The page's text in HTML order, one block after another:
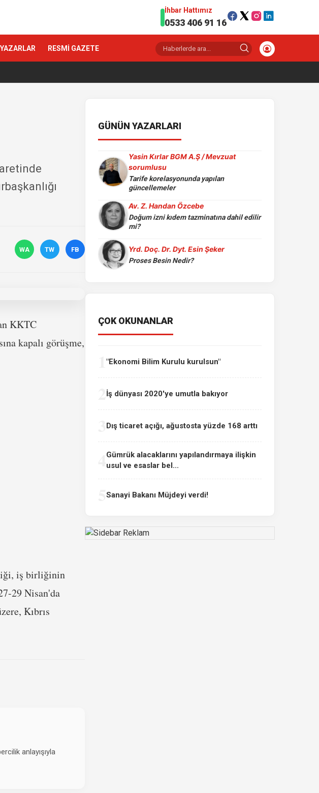
İhbar Hattımız
0533 406 91 16
YAZARLAR RESMİ GAZETE
WA TW FB
KKTC
kapalı görüşme,
iş birliğinin
29 Nisan'da
Kıbrıs
anlayışıyla
GÜNÜN YAZARLARI
Yasin Kırlar BGM A.Ş / Mevzuat
sorumlusu
Tarife korelasyonunda yapılan
güncellemeler
Av. Z. Handan Özcebe
Doğum izni kıdem tazminatına dahil edilir
mi?
Yrd. Doç. Dr. Dyt. Esin Şeker
Proses Besin Nedir?
ÇOK OKUNANLAR
"Ekonomi Bilim Kurulu kurulsun"
İş dünyası 2020'ye umutla bakıyor
Dış ticaret açığı, ağustosta yüzde 168 arttı
Gümrük alacaklarını yapılandırmaya ilişkin
usul ve esaslar bel...
Sanayi Bakanı Müjdeyi verdi!